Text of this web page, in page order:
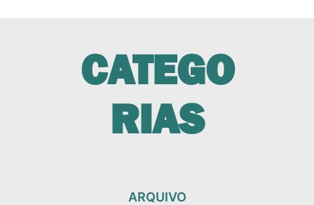
CATEGO
RIAS
ARQUIVO